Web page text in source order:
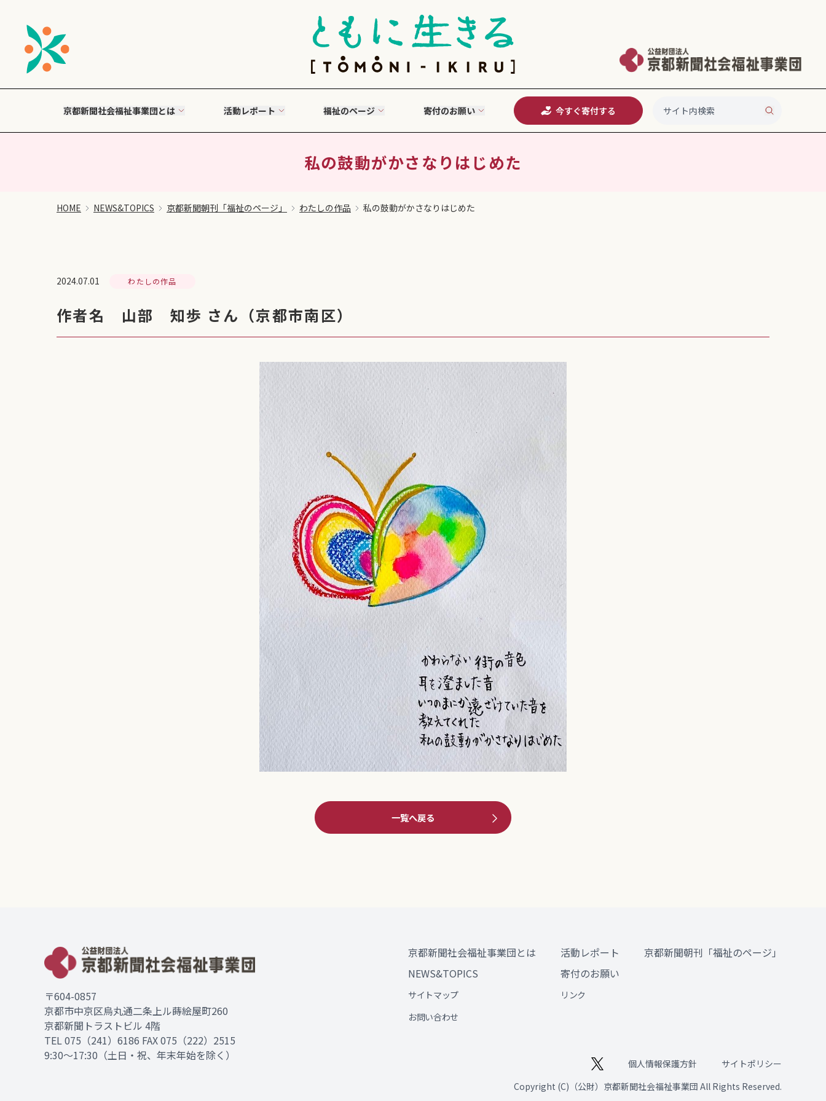
京都新聞社会福祉事業団とは 活動レポート 福祉のページ 寄付のお願い 今すぐ寄付する
私の鼓動がかさなりはじめた
HOME NEWS&TOPICS 京都新聞朝刊「福祉のページ」 わたしの作品 私の鼓動がかさなりはじめた
2024.07.01 わたしの作品
作者名 山部 知歩 さん（京都市南区）
一覧へ戻る
〒604-0857
京都市中京区烏丸通二条上ル蒔絵屋町260
京都新聞トラストビル 4階
TEL075（241）6186 FAX 075（222）2515
9:30～17:30（土日・祝、年末年始を除く）
京都新聞社会福祉事業団とは 活動レポート
京都新聞朝刊「福祉のページ」
NEWS&TOPICS
寄付のお願い
サイトマップ
リンク
お問い合わせ
個人情報保護方針
サイトポリシー
Copyright (C)（公財）京都新聞社会福祉事業団 All Rights Reserved.